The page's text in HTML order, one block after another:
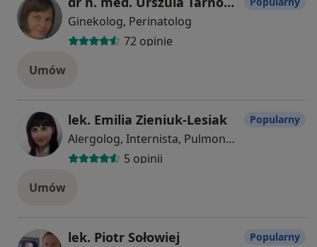
Ginekolog, Perinatolog
72 opinie
Umów
lek. Emilia Zieniuk-Lesiak
Alergolog, Internista, Pulmonolog
5 opinii
Popularny
Umów
lek. Piotr Sołowiej Popularny